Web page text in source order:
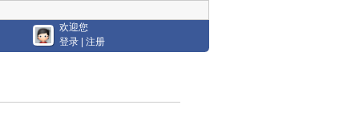
欢迎您
登录
注册